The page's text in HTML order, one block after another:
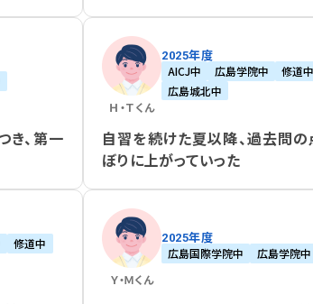
き、第一
Ｈ・Ｔくん
2025年度
AICJ中 広島学院中
修道中
広島城北中
自習を続けた夏以降、過去問
ぼりに上がっていった
修道中
Ｙ・Ｍくん
2025年度
広島国際学院中 広島学院中